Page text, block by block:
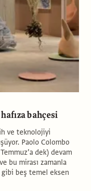
bahçesi
ve teknolojiyi
Paolo Colombo
dek) devam
bu mirası zamanla
gibi beş temel eksen